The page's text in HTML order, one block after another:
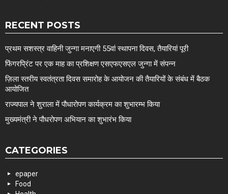
RECENT POSTS
प्रथम सशस्त्र वाहिनी जुन्गा मनाएगी 55वां स्थापना दिवस, तैयारियां पूरी
फिंगरप्रिंट पर एक माह का प्रशिक्षण एसएफएसएल जुन्गा में संपन्न
ज़िला स्तरीय स्वतंत्रता दिवस समारोह के आयोजन की तैयारियों के संबंध में बैठक
आयोजित
राज्यपाल ने शुराला में पौधारोपण कार्यक्रम का शुभारम्भ किया
मुख्यमंत्री ने पौधरोपण अभियान का शुभारंभ किया
CATEGORIES
epaper
Food